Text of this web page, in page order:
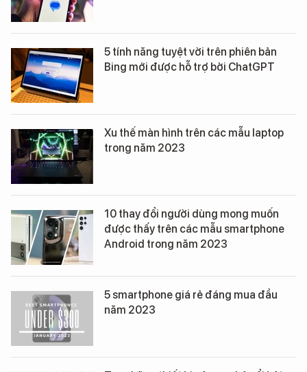
5 tính năng tuyệt vời trên phiên bản
Bing mới được hỗ trợ bởi ChatGPT
Xu thế màn hình trên các mẫu laptop
trong năm 2023
10 thay đổi người dùng mong muốn
được thấy trên các mẫu smartphone
Android trong năm 2023
5 smartphone giá rẻ đáng mua đầu
năm 2023